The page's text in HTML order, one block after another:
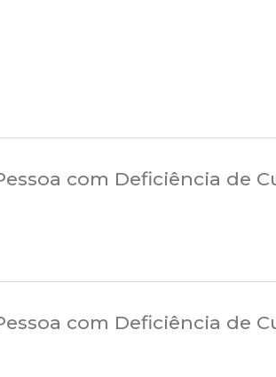
com Deficiência de
com Deficiência de